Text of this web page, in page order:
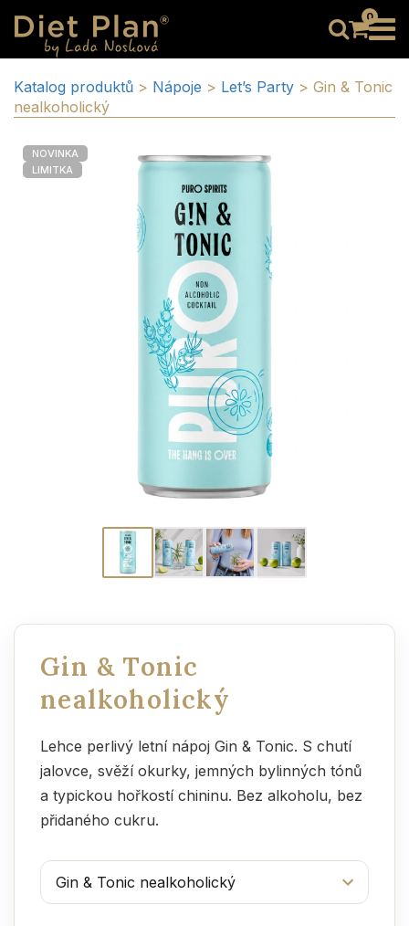
0
Katalog produktů > Nápoje > Let’s Party > Gin & Tonic
nealkoholický
NOVINKA
LIMITKA
Gin & Tonic
nealkoholický
Lehce perlivý letní nápoj Gin & Tonic. S chutí
jalovce, svěží okurky, jemných bylinných tónů
a typickou hořkostí chininu. Bez alkoholu, bez
přidaného cukru.